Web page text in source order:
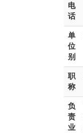
电
话
单
位
别
职
称
负
责
业